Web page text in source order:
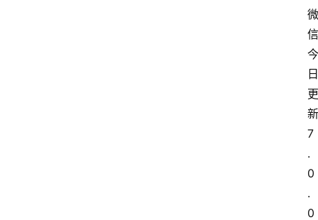
微
信
今
日
更
新
7
.
0
.
0